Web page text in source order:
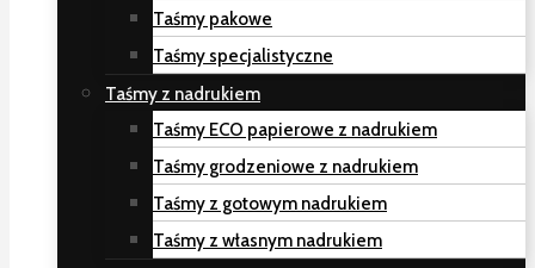
Taśmy pakowe
Taśmy specjalistyczne
Taśmy z nadrukiem
Taśmy ECO papierowe z nadrukiem
Taśmy grodzeniowe z nadrukiem
Taśmy z gotowym nadrukiem
Taśmy z własnym nadrukiem